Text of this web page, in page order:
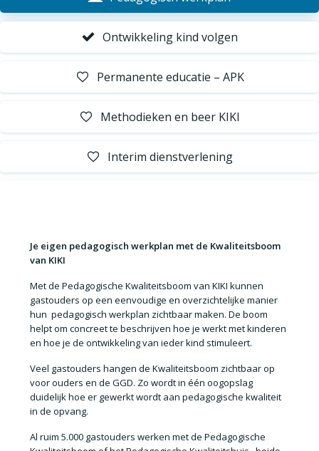
Ontwikkeling kind volgen
Permanente educatie – APK
Methodieken en beer KIKI
Interim dienstverlening
Je eigen pedagogisch werkplan met de Kwaliteitsboom
van KIKI
Met de Pedagogische Kwaliteitsboom van KIKI kunnen
gastouders op een eenvoudige en overzichtelijke manier
hun pedagogisch werkplan zichtbaar maken. De boom
helpt om concreet te beschrijven hoe je werkt met kinderen
en hoe je de ontwikkeling van ieder kind stimuleert.
Veel gastouders hangen de Kwaliteitsboom zichtbaar op
voorouders en de GGD. Zo wordt in één oogopslag
duidelijk hoe er gewerkt wordt aan pedagogische kwaliteit
in de opvang.
Al ruim 5.000 gastouders werken met de Pedagogische